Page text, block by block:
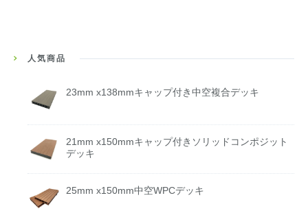
人気商品
23mm x138mmキャップ付き中空複合デッキ
21mm x150mmキャップ付きソリッドコンポジット
デッキ
25mm x150mm中空WPCデッキ